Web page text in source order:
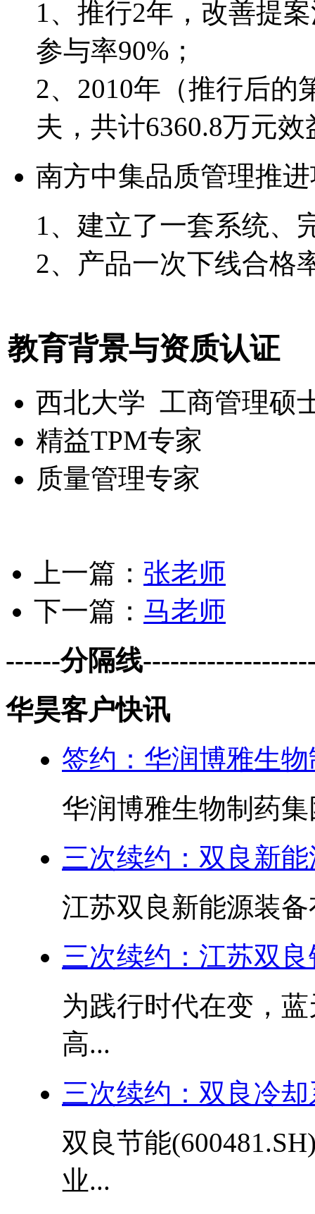
1、推行2年，改善提
参与率90%；
2、2010年（推行后的
夫，共计6360.8万元效
南方中集品质管理推
1、建立了一套系统、
2、产品一次下线合格
教育背景与资质认证
西北大学 工商管理硕
精益TPM专家
质量管理专家
上一篇： 张老师
下一篇： 马老师
------分隔线
华昊客户快讯
签约：华润博雅生
华润博雅生物制药
三次续约：双良新
江苏双良新能源装
三次续约：江苏双
为践行时代在变，
高...
三次续约：双良冷
双良节能
业...